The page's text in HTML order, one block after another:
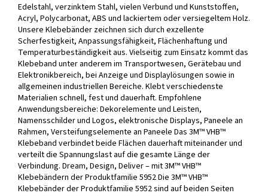
Edelstahl, verzinktem Stahl, vielen Verbund und Kunststoffen,
Acryl, Polycarbonat, ABS und lackiertem oder versiegeltem Holz.
Unsere Klebebänder zeichnen sich durch exzellente
Scherfestigkeit, Anpassungsfähigkeit, Flächenhaftung und
Temperaturbeständigkeit aus. Vielseitig zum Einsatz kommt das
Klebeband unter anderem im Transportwesen, Gerätebau und
Elektronikbereich, bei Anzeige und Displaylösungen sowie in
allgemeinen industriellen Bereiche. Klebt verschiedenste
Materialien schnell, fest und dauerhaft. Empfohlene
Anwendungsbereiche: Dekorelemente und Leisten,
Namensschilder und Logos, elektronische Displays, Paneele an
Rahmen, Versteifungselemente an Paneele Das 3M™ VHB™
Klebeband verbindet beide Flächen dauerhaft miteinander und
verteilt die Spannungslast auf die gesamte Länge der
Verbindung. Dream, Design, Deliver – mit 3M™ VHB™
Klebebändern der Produktfamilie 5952 Die 3M™ VHB™
Klebebänder der Produktfamilie 5952 sind auf beiden Seiten